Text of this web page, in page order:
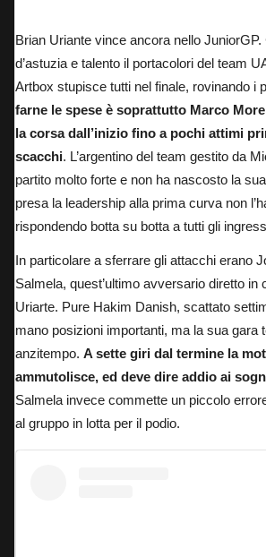
Brian Uriante vince ancora nello JuniorGP.
d’astuzia e talento il portacolori del team
Artbox stupisce tutti nel finale, rovinando i
farne le spese è soprattutto Marco
la corsa dall’inizio fino a pochi attimi
scacchi. L’argentino del team gestito da
partito molto forte e non ha nascosto la
presa la leadership alla prima curva non
rispondendo botta su botta a tutti gli
In particolare a sferrare gli attacchi erano
Salmela, quest’ultimo avversario diretto in
Uriarte. Pure Hakim Danish, scattato
mano posizioni importanti, ma la sua gara
anzitempo. A sette giri dal termine la
ammutolisce, ed deve dire addio ai
Salmela invece commette un piccolo
al gruppo in lotta per il podio.